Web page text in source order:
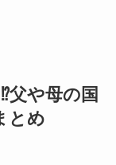
父や母の国
とめ